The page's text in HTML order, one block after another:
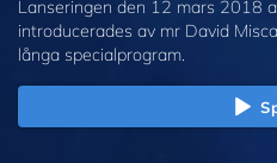
Lanseringen den 12 mars 2018
introducerades av mr David
långa specialprogram.